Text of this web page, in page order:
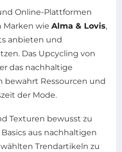
Online-Plattformen
Marken wie Alma & Lovis,
anbieten und
Das Upcycling von
das nachhaltige
bewahrt Ressourcen und
der Mode.
Texturen bewusst zu
aus nachhaltigen
Trendartikeln zu